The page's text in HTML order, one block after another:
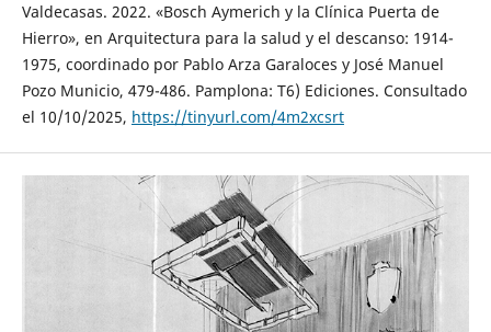
Valdecasas. 2022. «Bosch Aymerich y la Clínica Puerta de
Hierro», en Arquitectura para la salud y el descanso: 1914-
1975, coordinado por Pablo Arza Garaloces y José Manuel
Pozo Municio, 479-486. Pamplona: T6) Ediciones. Consultado
el 10/10/2025, https://tinyurl.com/4m2xcsrt